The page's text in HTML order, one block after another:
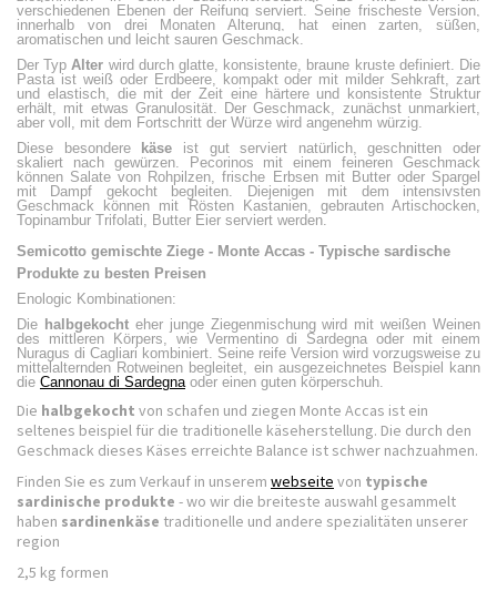
verschiedenen Ebenen der Reifung serviert. Seine frischeste Version,
innerhalb von drei Monaten Alterung, hat einen zarten, süßen,
aromatischen und leicht sauren Geschmack.
Der Typ Alter wird durch glatte, konsistente, braune kruste definiert. Die
Pasta ist weiß oder Erdbeere, kompakt oder mit milder Sehkraft, zart
und elastisch, die mit der Zeit eine härtere und konsistente Struktur
erhält, mit etwas Granulosität. Der Geschmack, zunächst unmarkiert,
aber voll, mit dem Fortschritt der Würze wird angenehm würzig.
Diese besondere
käse ist gut serviert natürlich, geschnitten oder
skaliert nach gewürzen. Pecorinos mit einem feineren Geschmack
können Salate von Rohpilzen, frische Erbsen mit Butter oder Spargel
mit Dampf gekocht begleiten. Diejenigen mit dem intensivsten
Geschmack können mit Rösten Kastanien, gebrauten Artischocken,
Topinambur Trifolati, Butter Eier serviert werden.
Semicotto gemischte Ziege - Monte Accas - Typische sardische
Produkte zu besten Preisen
Enologic Kombinationen:
Die halbgekochteher junge Ziegenmischung wird mit weißen Weinen
des mittleren Körpers, wie Vermentino di Sardegna oder mit einem
Nuragus di Cagliari kombiniert. Seine reife Version wird vorzugsweise zu
mittelalternden Rotweinen begleitet, ein ausgezeichnetes Beispiel kann
die Cannonau di Sardegna oder einen guten körperschuh.
Die halbgekocht von schafen und ziegen Monte Accas ist ein
seltenes beispiel für die traditionelle käseherstellung. Die durch den
Geschmack dieses Käses erreichte Balance ist schwer nachzuahmen.
Finden Sie es zum Verkauf in unserem webseite von typische
sardinische produkte - wo wir die breiteste auswahl gesammelt
haben sardinenkäse traditionelle und andere spezialitäten unserer
region
2,5 kg formen